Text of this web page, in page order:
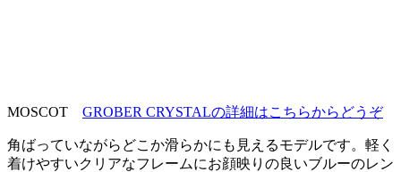
MOSCOT GROBER CRYSTALの詳細はこちらからどうぞ
角ばっていながらどこか滑らかにも見えるモデルです。軽く
着けやすいクリアなフレームにお顔映りの良いブルーのレン